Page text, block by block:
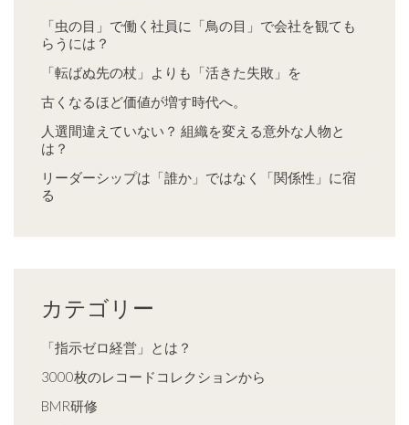
「虫の目」で働く社員に「鳥の目」で会社を観ても
らうには？
「転ばぬ先の杖」よりも「活きた失敗」を
古くなるほど価値が増す時代へ。
人選間違えていない？ 組織を変える意外な人物と
は？
リーダーシップは「誰か」ではなく「関係性」に宿
る
カテゴリー
「指示ゼロ経営」とは？
3000枚のレコードコレクションから
BMR研修